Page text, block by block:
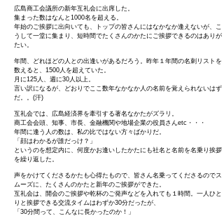
広島商工会議所の新年互礼会に出席した。
集まった数はなんと1000名を超える。
年始のご挨拶に出向いても、トップの皆さんにはなかなか逢えないが、こ
うして一堂に集まり、短時間でたくさんのかたにご挨拶できるのはありが
たい。
年間、どれほどの人との出逢いがあるだろう。昨年１年間の名刺リストを
数えると、1500人を超えていた。
月に125人、週に30人以上。
言い訳になるが、どおりでここ数年なかなか人の名前を覚えられないはず
だ。。(汗)
互礼会では、広島経済界を牽引する著名なかたがズラリ。
商工会会頭、知事、市長、金融機関や地場企業の役員さんetc・・・
年間に逢う人の数は、私の比ではない方々ばかりだ。
「顔はわかるが誰だっけ？」
というのを想定内に、何度かお逢いしたかたにも社名と名前を名乗り挨拶
を繰り返した。
声をかけてくださるかたも心得たもので、皆さん名乗ってくださるのでス
ムーズに、たくさんのかたと新年のご挨拶ができた。
互礼会は、開会のご挨拶や乾杯のご発声などを入れても１時間。一人ひと
りと挨拶できる交流タイムはわずか30分だったが、
「30分間って、こんなに長かったのか！」